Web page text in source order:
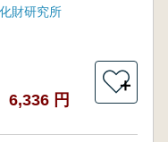
財研究所
6,336 円
＋